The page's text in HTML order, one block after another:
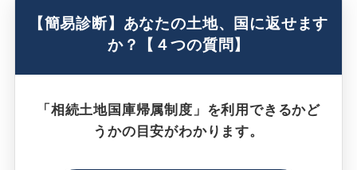
【簡易診断】あなたの土地、国に返せます
か？【４つの質問】
「相続土地国庫帰属制度」を利用できるかど
うかの目安がわかります。